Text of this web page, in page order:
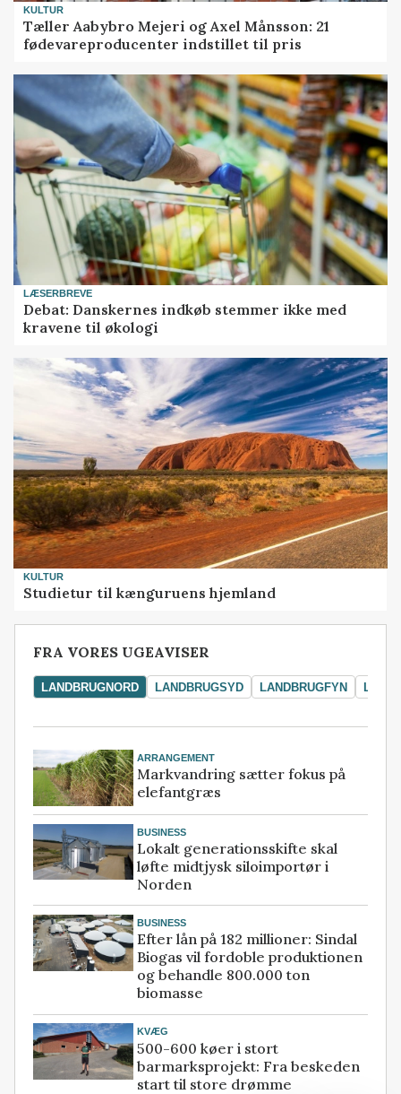
KULTUR
Tæller Aabybro Mejeri og Axel Månsson: 21
fødevareproducenter indstillet til pris
LÆSERBREVE
Debat: Danskernes indkøb stemmer ikke med
kravene til økologi
KULTUR
Studietur til kænguruens hjemland
FRA VORES UGEAVISER
LANDBRUGNORD LANDBRUGSYD LANDBRUGFYN
ARRANGEMENT
Markvandring sætter fokus på
elefantgræs
BUSINESS
Lokalt generationsskifte skal
løfte midtjysk siloimportør i
Norden
BUSINESS
Efter lån på 182 millioner: Sindal
Biogas vil fordoble produktionen
og behandle 800.000 ton
biomasse
KVÆG
500-600 køer i stort
barmarksprojekt: Fra beskeden
start til store drømme